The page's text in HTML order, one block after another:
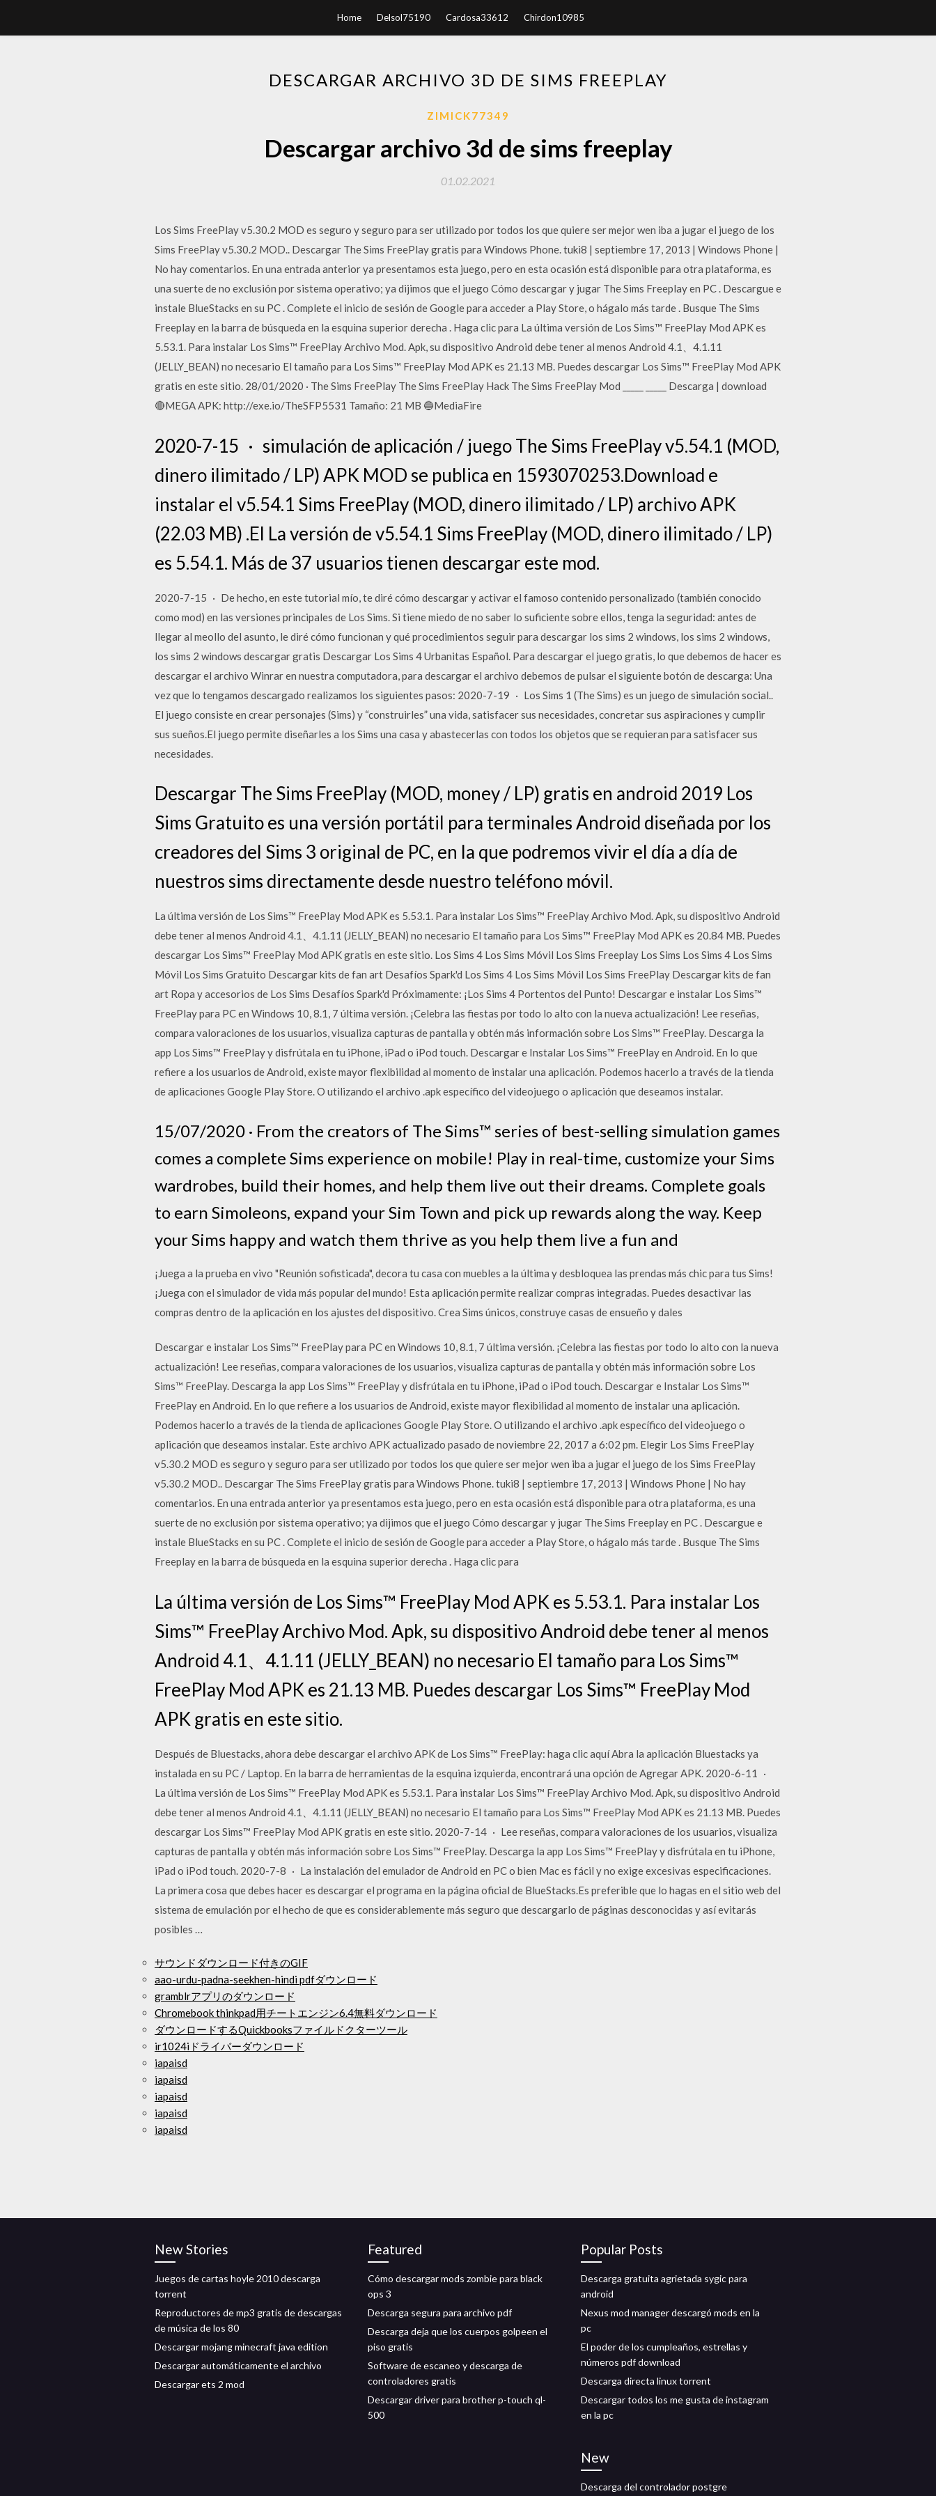
Home Delsol75190 Cardosa33612 Chirdon10985
DESCARGAR ARCHIVO 3D DE SIMS FREEPLAY
ZIMICK77349
Descargar archivo 3d de sims freeplay
01.02.2021
Los Sims FreePlay v5.30.2 MOD es seguro y seguro para ser utilizado por todos los que quiere ser mejor wen iba a jugar el juego de los
Sims FreePlay v5.30.2 MOD.. Descargar The Sims FreePlay gratis para Windows Phone. tuki8 | septiembre 17, 2013 | Windows Phone |
No hay comentarios. En una entrada anterior ya presentamos esta juego, pero en esta ocasión está disponible para otra plataforma, es
una suerte de no exclusión por sistema operativo; ya dijimos que el juego Cómo descargar y jugar The Sims Freeplay en PC . Descargue e
instale BlueStacks en su PC . Complete el inicio de sesión de Google para acceder a Play Store, o hágalo más tarde . Busque The Sims
Freeplay en la barra de búsqueda en la esquina superior derecha . Haga clic para La última versión de Los Sims™ FreePlay Mod APK es
5.53.1. Para instalar Los Sims™ FreePlay Archivo Mod. Apk, su dispositivo Android debe tener al menos Android 4.1、4.1.11
(JELLY_BEAN) no necesario El tamaño para Los Sims™ FreePlay Mod APK es 21.13 MB. Puedes descargar Los Sims™ FreePlay Mod APK
gratis en este sitio. 28/01/2020 · The Sims FreePlay The Sims FreePlay Hack The Sims FreePlay Mod _____ _____ Descarga | download
🔴MEGA APK: http://exe.io/TheSFP5531 Tamaño: 21 MB 🔵MediaFire
2020-7-15 · simulación de aplicación / juego The Sims FreePlay v5.54.1 (MOD,
dinero ilimitado / LP) APK MOD se publica en 1593070253.Download e
instalar el v5.54.1 Sims FreePlay (MOD, dinero ilimitado / LP) archivo APK
(22.03 MB) .El La versión de v5.54.1 Sims FreePlay (MOD, dinero ilimitado / LP)
es 5.54.1. Más de 37 usuarios tienen descargar este mod.
2020-7-15 · De hecho, en este tutorial mío, te diré cómo descargar y activar el famoso contenido personalizado (también conocido
como mod) en las versiones principales de Los Sims. Si tiene miedo de no saber lo suficiente sobre ellos, tenga la seguridad: antes de
llegar al meollo del asunto, le diré cómo funcionan y qué procedimientos seguir para descargar los sims 2 windows, los sims 2 windows,
los sims 2 windows descargar gratis Descargar Los Sims 4 Urbanitas Español. Para descargar el juego gratis, lo que debemos de hacer es
descargar el archivo Winrar en nuestra computadora, para descargar el archivo debemos de pulsar el siguiente botón de descarga: Una
vez que lo tengamos descargado realizamos los siguientes pasos: 2020-7-19 · Los Sims 1 (The Sims) es un juego de simulación social..
El juego consiste en crear personajes (Sims) y “construirles” una vida, satisfacer sus necesidades, concretar sus aspiraciones y cumplir
sus sueños.El juego permite diseñarles a los Sims una casa y abastecerlas con todos los objetos que se requieran para satisfacer sus
necesidades.
Descargar The Sims FreePlay (MOD, money / LP) gratis en android 2019 Los
Sims Gratuito es una versión portátil para terminales Android diseñada por los
creadores del Sims 3 original de PC, en la que podremos vivir el día a día de
nuestros sims directamente desde nuestro teléfono móvil.
La última versión de Los Sims™ FreePlay Mod APK es 5.53.1. Para instalar Los Sims™ FreePlay Archivo Mod. Apk, su dispositivo Android
debe tener al menos Android 4.1、4.1.11 (JELLY_BEAN) no necesario El tamaño para Los Sims™ FreePlay Mod APK es 20.84 MB. Puedes
descargar Los Sims™ FreePlay Mod APK gratis en este sitio. Los Sims 4 Los Sims Móvil Los Sims Freeplay Los Sims Los Sims 4 Los Sims
Móvil Los Sims Gratuito Descargar kits de fan art Desafíos Spark'd Los Sims 4 Los Sims Móvil Los Sims FreePlay Descargar kits de fan
art Ropa y accesorios de Los Sims Desafíos Spark'd Próximamente: ¡Los Sims 4 Portentos del Punto! Descargar e instalar Los Sims™
FreePlay para PC en Windows 10, 8.1, 7 última versión. ¡Celebra las fiestas por todo lo alto con la nueva actualización! ‎Lee reseñas,
compara valoraciones de los usuarios, visualiza capturas de pantalla y obtén más información sobre Los Sims™ FreePlay. Descarga la
app Los Sims™ FreePlay y disfrútala en tu iPhone, iPad o iPod touch. Descargar e Instalar Los Sims™ FreePlay en Android. En lo que
refiere a los usuarios de Android, existe mayor flexibilidad al momento de instalar una aplicación. Podemos hacerlo a través de la tienda
de aplicaciones Google Play Store. O utilizando el archivo .apk específico del videojuego o aplicación que deseamos instalar.
15/07/2020 · From the creators of The Sims™ series of best-selling simulation games
comes a complete Sims experience on mobile! Play in real-time, customize your Sims
wardrobes, build their homes, and help them live out their dreams. Complete goals
to earn Simoleons, expand your Sim Town and pick up rewards along the way. Keep
your Sims happy and watch them thrive as you help them live a fun and
¡Juega a la prueba en vivo "Reunión sofisticada", decora tu casa con muebles a la última y desbloquea las prendas más chic para tus Sims!
¡Juega con el simulador de vida más popular del mundo! Esta aplicación permite realizar compras integradas. Puedes desactivar las
compras dentro de la aplicación en los ajustes del dispositivo. Crea Sims únicos, construye casas de ensueño y dales
Descargar e instalar Los Sims™ FreePlay para PC en Windows 10, 8.1, 7 última versión. ¡Celebra las fiestas por todo lo alto con la nueva
actualización! ‎Lee reseñas, compara valoraciones de los usuarios, visualiza capturas de pantalla y obtén más información sobre Los
Sims™ FreePlay. Descarga la app Los Sims™ FreePlay y disfrútala en tu iPhone, iPad o iPod touch. Descargar e Instalar Los Sims™
FreePlay en Android. En lo que refiere a los usuarios de Android, existe mayor flexibilidad al momento de instalar una aplicación.
Podemos hacerlo a través de la tienda de aplicaciones Google Play Store. O utilizando el archivo .apk específico del videojuego o
aplicación que deseamos instalar. Este archivo APK actualizado pasado de noviembre 22, 2017 a 6:02 pm. Elegir Los Sims FreePlay
v5.30.2 MOD es seguro y seguro para ser utilizado por todos los que quiere ser mejor wen iba a jugar el juego de los Sims FreePlay
v5.30.2 MOD.. Descargar The Sims FreePlay gratis para Windows Phone. tuki8 | septiembre 17, 2013 | Windows Phone | No hay
comentarios. En una entrada anterior ya presentamos esta juego, pero en esta ocasión está disponible para otra plataforma, es una
suerte de no exclusión por sistema operativo; ya dijimos que el juego Cómo descargar y jugar The Sims Freeplay en PC . Descargue e
instale BlueStacks en su PC . Complete el inicio de sesión de Google para acceder a Play Store, o hágalo más tarde . Busque The Sims
Freeplay en la barra de búsqueda en la esquina superior derecha . Haga clic para
La última versión de Los Sims™ FreePlay Mod APK es 5.53.1. Para instalar Los
Sims™ FreePlay Archivo Mod. Apk, su dispositivo Android debe tener al menos
Android 4.1、4.1.11 (JELLY_BEAN) no necesario El tamaño para Los Sims™
FreePlay Mod APK es 21.13 MB. Puedes descargar Los Sims™ FreePlay Mod
APK gratis en este sitio.
Después de Bluestacks, ahora debe descargar el archivo APK de Los Sims™ FreePlay: haga clic aquí Abra la aplicación Bluestacks ya
instalada en su PC / Laptop. En la barra de herramientas de la esquina izquierda, encontrará una opción de Agregar APK. 2020-6-11 ·
La última versión de Los Sims™ FreePlay Mod APK es 5.53.1. Para instalar Los Sims™ FreePlay Archivo Mod. Apk, su dispositivo Android
debe tener al menos Android 4.1、4.1.11 (JELLY_BEAN) no necesario El tamaño para Los Sims™ FreePlay Mod APK es 21.13 MB. Puedes
descargar Los Sims™ FreePlay Mod APK gratis en este sitio. 2020-7-14 · ‎Lee reseñas, compara valoraciones de los usuarios, visualiza
capturas de pantalla y obtén más información sobre Los Sims™ FreePlay. Descarga la app Los Sims™ FreePlay y disfrútala en tu iPhone,
iPad o iPod touch. 2020-7-8 · La instalación del emulador de Android en PC o bien Mac es fácil y no exige excesivas especificaciones.
La primera cosa que debes hacer es descargar el programa en la página oficial de BlueStacks.Es preferible que lo hagas en el sitio web del
sistema de emulación por el hecho de que es considerablemente más seguro que descargarlo de páginas desconocidas y así evitarás
posibles …
サウンドダウンロード付きのGIF
aao-urdu-padna-seekhen-hindi pdfダウンロード
gramblrアプリのダウンロード
Chromebook thinkpad用チートエンジン6.4無料ダウンロード
ダウンロードするQuickbooksファイルドクターツール
ir1024iドライバーダウンロード
iapaisd
iapaisd
iapaisd
iapaisd
iapaisd
New Stories
Juegos de cartas hoyle 2010 descarga
torrent
Reproductores de mp3 gratis de descargas
de música de los 80
Descargar mojang minecraft java edition
Descargar automáticamente el archivo
Descargar ets 2 mod
Featured
Cómo descargar mods zombie para black
ops 3
Descarga segura para archivo pdf
Descarga deja que los cuerpos golpeen el
piso gratis
Software de escaneo y descarga de
controladores gratis
Descargar driver para brother p-touch ql-
500
Popular Posts
Descarga gratuita agrietada sygic para
android
Nexus mod manager descargó mods en la
pc
El poder de los cumpleaños, estrellas y
números pdf download
Descarga directa linux torrent
Descargar todos los me gusta de instagram
en la pc
New
Descarga del controlador postgre